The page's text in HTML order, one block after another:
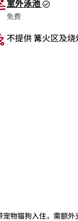
室外泳池
免费
不提供 篝火区及烧
物猫狗入住，需额外